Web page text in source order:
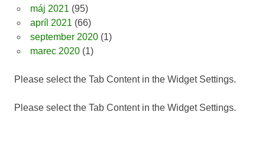
máj 2021 (95)
apríl 2021 (66)
september 2020(1)
marec 2020(1)
Please select the Tab Content in the Widget Settings.
Please select the Tab Content in the Widget Settings.